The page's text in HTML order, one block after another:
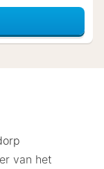
Standaard
van het